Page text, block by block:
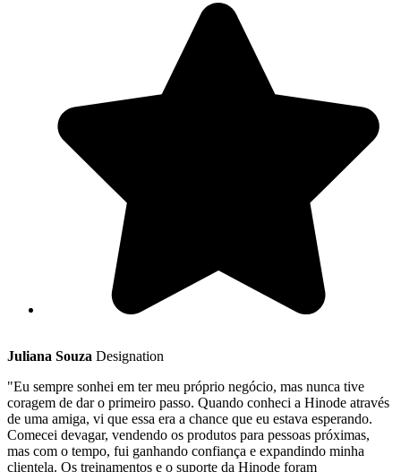
Juliana Souza Designation
"Eu sempre sonhei em ter meu próprio negócio, mas nunca tive
coragem de dar o primeiro passo. Quando conheci a Hinode através
de uma amiga, vi que essa era a chance que eu estava esperando.
Comecei devagar, vendendo os produtos para pessoas próximas,
mas com o tempo, fui ganhando confiança e expandindo minha
clientela. Os treinamentos e o suporte da Hinode foram